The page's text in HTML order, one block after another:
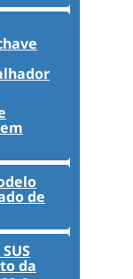
de
da